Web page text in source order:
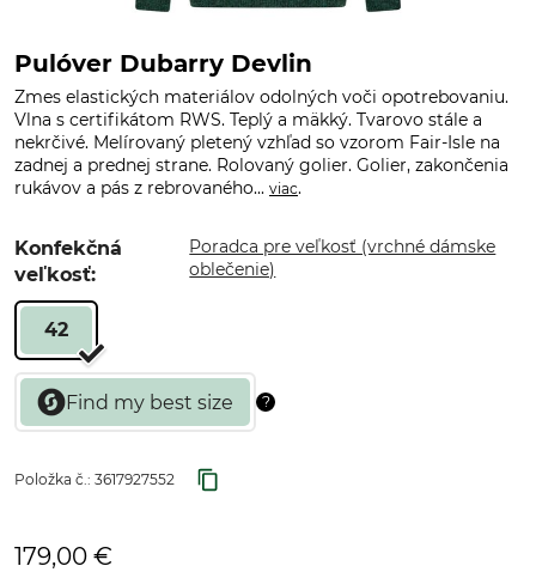
Pulóver Dubarry Devlin
Zmes elastických materiálov odolných voči opotrebovaniu.
Vlna s certifikátom RWS. Teplý a mäkký. Tvarovo stále a
nekrčivé. Melírovaný pletený vzhľad so vzorom Fair-Isle na
zadnej a prednej strane. Rolovaný golier. Golier, zakončenia
rukávov a pás z rebrovaného... viac.
Konfekčná
veľkosť:
Poradca pre veľkosť (vrchné dámske
oblečenie)
42
Položka č.: 3617927552
179,00 €